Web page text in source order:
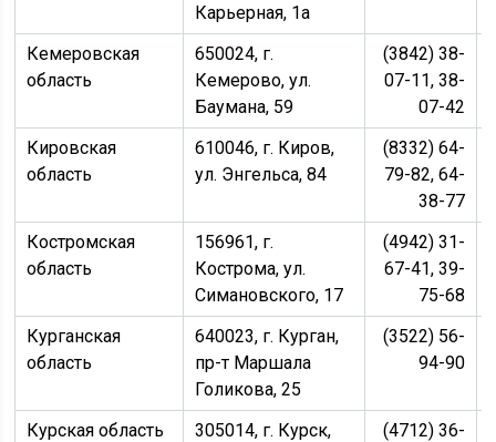
Карьерная, 1а
Кемеровская
область
650024, г.
Кемерово, ул.
Баумана, 59
(3842) 38-
07-11, 38-
07-42
Кировская
область
610046, г. Киров,
ул. Энгельса, 84
(8332) 64-
79-82, 64-
38-77
Костромская
область
156961, г.
Кострома, ул.
Симановского, 17
(4942) 31-
67-41, 39-
75-68
Курганская
область
640023, г. Курган,
пр-т Маршала
Голикова, 25
(3522) 56-
94-90
Курская область
305014, г. Курск,
(4712) 36-